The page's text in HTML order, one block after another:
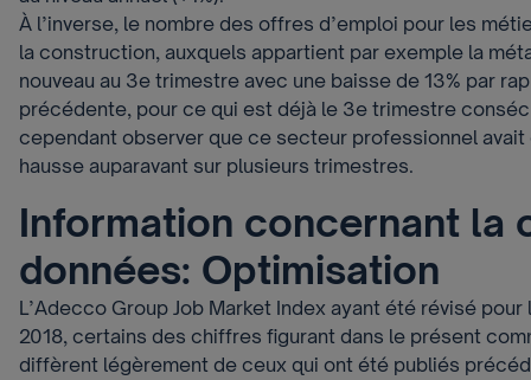
À l’inverse, le nombre des offres d’emploi pour les
la construction, auxquels appartient par exemple la
nouveau au 3e trimestre avec une baisse de 13% par
précédente, pour ce qui est déjà le 3e trimestre
cependant observer que ce secteur professionnel avait
hausse auparavant sur plusieurs trimestres.
Information concernant la
données: Optimisation
L’Adecco Group Job Market Index ayant été révisé
2018, certains des chiffres figurant dans le présent
diffèrent légèrement de ceux qui ont été publiés